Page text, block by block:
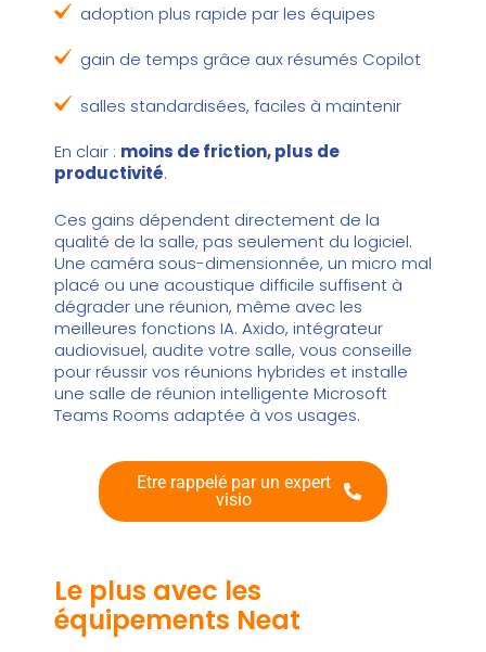
adoption plus rapide par les équipes
gain de temps grâce aux résumés Copilot
salles standardisées, faciles à maintenir
En clair : moins de friction, plus de
productivité.
Ces gains dépendent directement de la
qualité de la salle, pas seulement du logiciel.
Une caméra sous-dimensionnée, un micro mal
placé ou une acoustique difficile suffisent à
dégrader une réunion, même avec les
meilleures fonctions IA. Axido, intégrateur
audiovisuel, audite votre salle, vous conseille
pourréussir vos réunions hybrides et installe
une salle de réunion intelligente Microsoft
Teams Rooms adaptée à vos usages.
Etre rappelé par un expert
visio
Le plus avec les
équipements Neat